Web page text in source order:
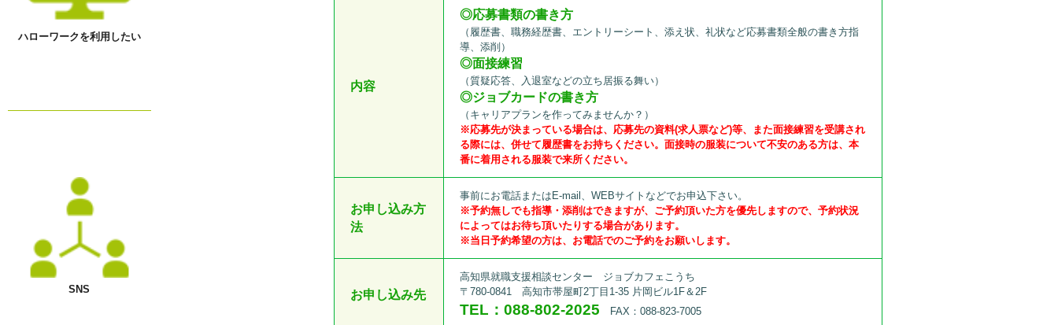
ハローワークを利用したい
SNS
内容
◎応募書類の書き方
（履歴書、職務経歴書、エントリーシート、添え状、礼状など応募書類全般の書き方指
導、添削）
◎面接練習
（質疑応答、入退室などの立ち居振る舞い）
◎ジョブカードの書き方
（キャリアプランを作ってみませんか？）
※応募先が決まっている場合は、応募先の資料(求人票など)等、また面接練習を受講され
る際には、併せて履歴書をお持ちください。面接時の服装について不安のある方は、本
番に着用される服装で来所ください。
お申し込み方
法
事前にお電話またはE-mail、WEBサイトなどでお申込下さい。
※予約無しでも指導・添削はできますが、ご予約頂いた方を優先しますので、予約状況
によってはお待ち頂いたりする場合があります。
※当日予約希望の方は、お電話でのご予約をお願いします。
お申し込み先
高知県就職支援相談センター ジョブカフェこうち
〒780-0841 高知市帯屋町2丁目1-35 片岡ビル1F＆2F
TEL：088-802-2025 FAX：088-823-7005